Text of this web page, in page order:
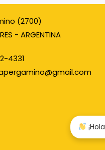
(2700)
- ARGENTINA
4331